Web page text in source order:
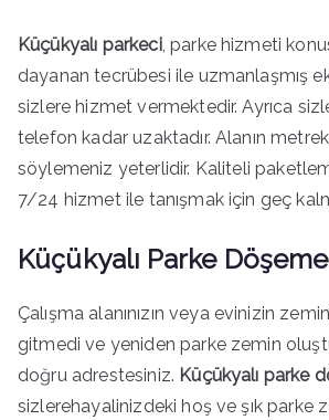
Küçükyalı parkeci, parke hizmeti
dayanan tecrübesi ile uzmanlaşmış
sizlere hizmet vermektedir. Ayrıca
telefon kadar uzaktadır. Alanın
söylemeniz yeterlidir. Kaliteli
7/24 hizmet ile tanışmak için geç
Küçükyalı Parke Döşeme
Çalışma alanınızın veya evinizin
gitmedi ve yeniden parke zemin
doğru adrestesiniz. Küçükyalı parke
sizlerehayalinizdeki hoş ve şık parke